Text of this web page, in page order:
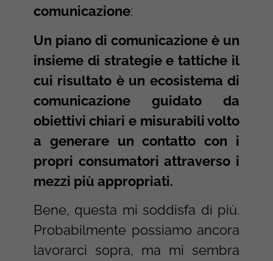
comunicazione:
Un piano di comunicazione è un
insieme di strategie e tattiche il
cui risultato è un ecosistema di
comunicazione guidato da
obiettivi chiari e misurabili volto
a generare un contatto con i
propri consumatori attraverso i
mezzi più appropriati.
Bene, questa mi soddisfa di più.
Probabilmente possiamo ancora
lavorarci sopra, ma mi sembra